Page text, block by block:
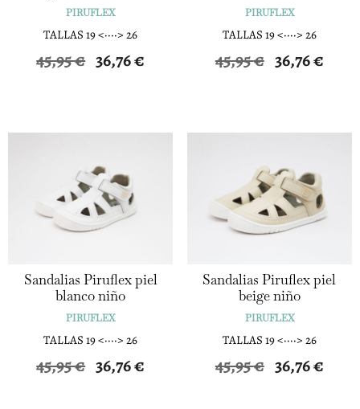
PIRUFLEX
TALLAS 19 <····> 26
45,95€
El
precio
45,95 €.
36,76€
36,76 €.
PIRUFLEX
TALLAS 19 <····> 26
45,95€
El
precio
45,95 €.
36,76€El
36,76 €.
Sandalias Piruflex piel
blanco niño
PIRUFLEX
TALLAS 19 <····> 26
45,95€
El
36,76€
Sandalias Piruflex piel
beige niño
PIRUFLEX
TALLAS 19 <····> 26
45,95€
El
36,76€El